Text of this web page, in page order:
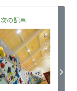
次の記事